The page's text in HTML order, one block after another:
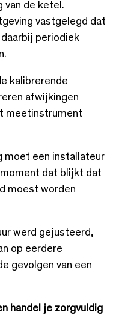
van de ketel.
vastgelegd dat
periodiek
kalibrerende
afwijkingen
meetinstrument
moet een installateur
dat blijkt dat
moest worden
werd gejusteerd,
op eerdere
gevolgen van een
handel je zorgvuldig